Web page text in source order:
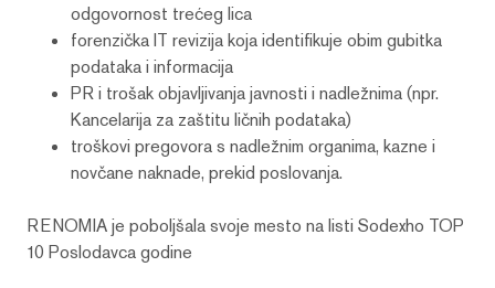
odgovornost trećeg lica
forenzička IT revizija koja identifikuje obim gubitka
podataka i informacija
PR i trošak objavljivanja javnosti i nadležnima (npr.
Kancelarija za zaštitu ličnih podataka)
troškovi pregovora s nadležnim organima, kazne i
novčane naknade, prekid poslovanja.
RENOMIA je poboljšala svoje mesto na listi Sodexho TOP
10 Poslodavca godine